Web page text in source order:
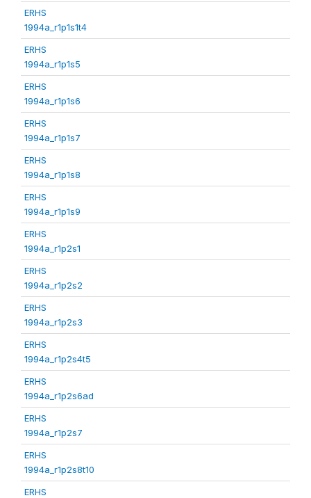
ERHS
1994a_r1p1s1t4
ERHS
1994a_r1p1s5
ERHS
1994a_r1p1s6
ERHS
1994a_r1p1s7
ERHS
1994a_r1p1s8
ERHS
1994a_r1p1s9
ERHS
1994a_r1p2s1
ERHS
1994a_r1p2s2
ERHS
1994a_r1p2s3
ERHS
1994a_r1p2s4t5
ERHS
1994a_r1p2s6ad
ERHS
1994a_r1p2s7
ERHS
1994a_r1p2s8t10
ERHS